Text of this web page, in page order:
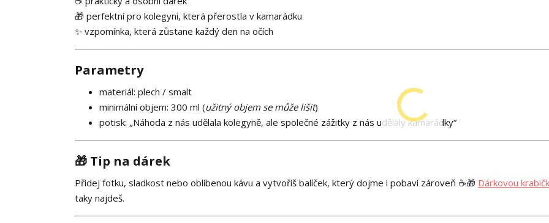
🎁 perfektní pro kolegyni, která přerostla v kamarádku
✨ vzpomínka, která zůstane každý den na očích
Parametry
materiál: plech / smalt
minimální objem: 300 ml (užitný objem se může lišit)
potisk: „Náhoda z nás udělala kolegyně, ale společné zážitky z nás udělaly kamarádky“
🎁 Tip na dárek
Přidej fotku, sladkost nebo oblíbenou kávu a vytvoříš balíček, který dojme i pobaví zároveň ☕🎁 Dárkovou
taky najdeš.